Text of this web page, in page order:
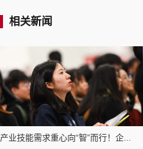
相关新闻
产业技能需求重心向“智”而行！企...